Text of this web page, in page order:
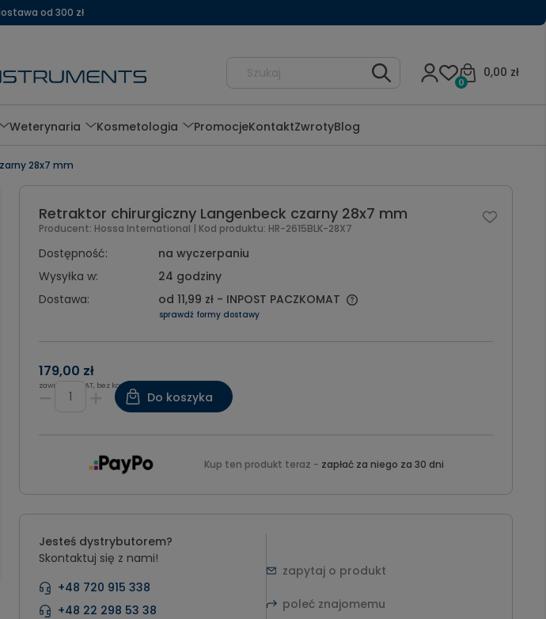
od 300 zł
0,00 zł
0
Weterynaria Kosmetologia PromocjeKontaktZwrotyBlog
28x7 mm
Retraktor chirurgiczny Langenbeck czarny 28x7 mm
Producent: Hossa International | Kod produktu: HR-2615BLK-28X7
Dostępność:
na wyczerpaniu
Wysyłka w:
24 godziny
Dostawa:
od 11,99 zł - INPOST PACZKOMAT
sprawdź formy dostawy
179,00 zł
zawiera 8% VAT, bez kosztów dostawy
Do koszyka
Kup ten produkt teraz - zapłać za niego za 30 dni
Jesteś dystrybutorem?
Skontaktuj się z nami!
+48 720 915 338
+48 22 298 53 38
zapytaj o produkt
poleć znajomemu